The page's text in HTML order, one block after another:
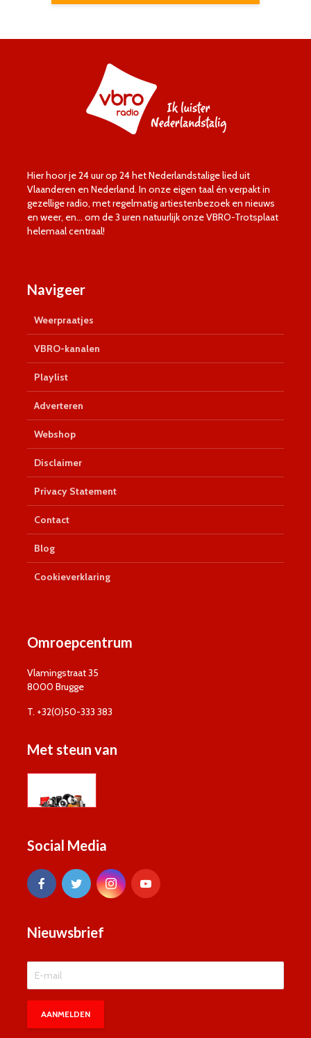
Hier hoor je 24 uur op 24 het Nederlandstalige lied uit
Vlaanderen en Nederland. In onze eigen taal én verpakt in
gezellige radio, met regelmatig artiestenbezoek en nieuws
en weer, en… om de 3 uren natuurlijk onze VBRO-Trotsplaat
helemaal centraal!
Navigeer
Weerpraatjes
VBRO-kanalen
Playlist
Adverteren
Webshop
Disclaimer
Privacy Statement
Contact
Blog
Cookieverklaring
Omroepcentrum
Vlamingstraat 35
8000 Brugge
T. +32(0)50-333 383
Met steun van
Social Media
Nieuwsbrief